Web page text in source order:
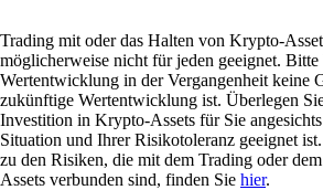
Trading mit oder das Halten von Krypto-
möglicherweise nicht für jeden geeignet. Bitte
Wertentwicklung in der Vergangenheit keine
zukünftige Wertentwicklung ist. Überlegen
Investition in Krypto-Assets für Sie
Situation und Ihrer Risikotoleranz geeignet
zu den Risiken, die mit dem Trading oder
Assets verbunden sind, finden Sie hier.